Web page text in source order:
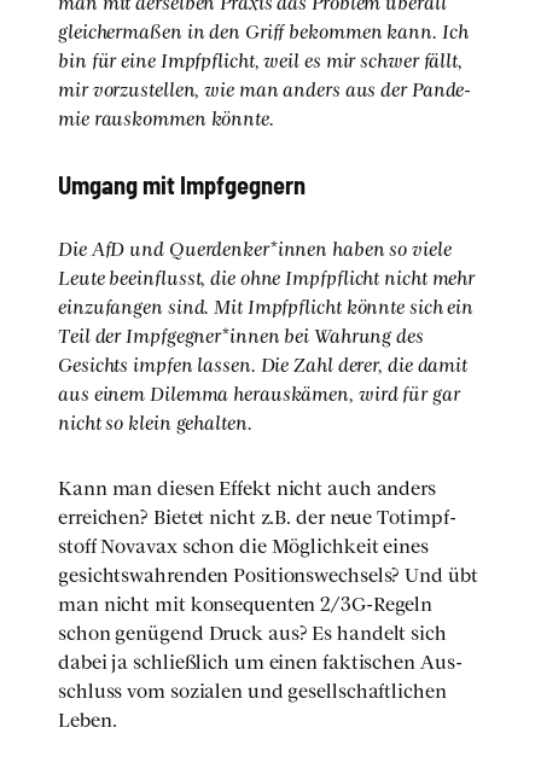
glei­cher­ma­ßen in den Griff bekom­men kann. Ich
bin für eine Impf­pflicht, weil es mir schwer fällt,
mir vor­zu­stel­len, wie man anders aus der Pan­de­
mie raus­kom­men könn­te.
Umgang mit Impf­geg­nern
Die AfD und Querdenker*innen haben so vie­le
Leu­te beein­flusst, die ohne Impf­pflicht nicht mehr
ein­zu­fan­gen sind. Mit Impf­pflicht könn­te sich ein
Teil der Impfgegner*innen bei Wah­rung des
Gesichts imp­fen las­sen. Die Zahl derer, die damit
aus einem Dilem­ma her­aus­kä­men, wird für gar
nicht so klein gehal­ten.
Kann man die­sen Effekt nicht auch anders
errei­chen? Bie­tet nicht z.B. der neue Tot­impf­
stoff Nova­vax schon die Mög­lich­keit eines
gesichts­wah­ren­den Posi­ti­ons­wech­sels? Und übt
man nicht mit kon­se­quen­ten 2/3G-Regeln
schon genü­gend Druck aus? Es han­delt sich
dabei ja schließ­lich um einen fak­ti­schen Aus­
schluss vom sozia­len und gesell­schaft­li­chen
Leben.